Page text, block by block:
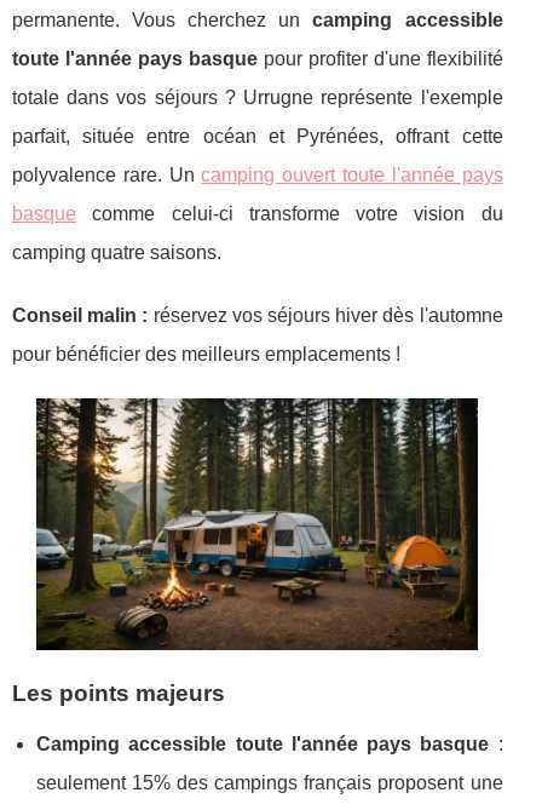
permanente. Vous cherchez uncamping accessible
toute l'année pays basquepour profiter d'une flexibilité
totale dans vos séjours ? Urrugne représente l'exemple
parfait, située entre océan et Pyrénées, offrant cette
polyvalence rare. Uncampingouvert toute l'année pays
basque comme celui-ci transforme votre vision du
camping quatre saisons.
Conseil malin : réservez vos séjours hiver dès l'automne
pour bénéficier des meilleurs emplacements !
Les points majeurs
Camping accessible toute l'année pays basque :
seulement 15% des campings français proposent une